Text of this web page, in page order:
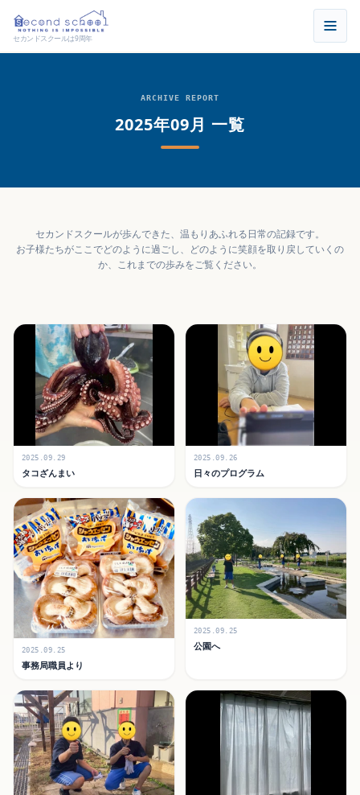
セカンドスクールは9周年
ARCHIVE REPORT
2025年09月 一覧
セカンドスクールが歩んできた、温もりあふれる日常の記録です。
お子様たちがここでどのように過ごし、どのように笑顔を取り戻していくの
か、これまでの歩みをご覧ください。
2025.09.29
タコざんまい
2025.09.26
日々のプログラム
2025.09.25
事務局職員より
2025.09.25
公園へ